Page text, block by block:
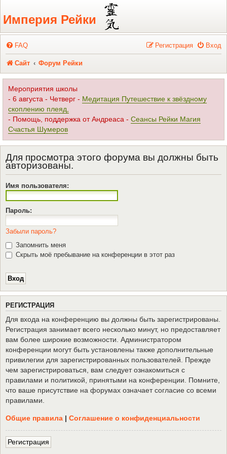
Регистрация
Империя Рейки
FAQ Вход
Регистрация
Сайт Форум Рейки
Мероприятия школы
- 6 августа - Четверг - Медитация Путешествие к звёздному
скоплению плеяд,
- Помощь, поддержка от Андреаса - Сеансы Рейки Магия
Счастья Шумеров
Для просмотра этого форума вы должны быть
авторизованы.
Имя пользователя:
Пароль:
Забыли пароль?
Запомнить меня
Скрыть моё пребывание на конференции в этот раз
РЕГИСТРАЦИЯ
Для входа на конференцию вы должны быть зарегистрированы.
Регистрация занимает всего несколько минут, но предоставляет
вам более широкие возможности. Администратором
конференции могут быть установлены также дополнительные
привилегии для зарегистрированных пользователей. Прежде
чем зарегистрироваться, вам следует ознакомиться с
правилами и политикой, принятыми на конференции. Помните,
что ваше присутствие на форумах означает согласие со всеми
правилами.
Общие правила | Соглашение о конфиденциальности
Регистрация